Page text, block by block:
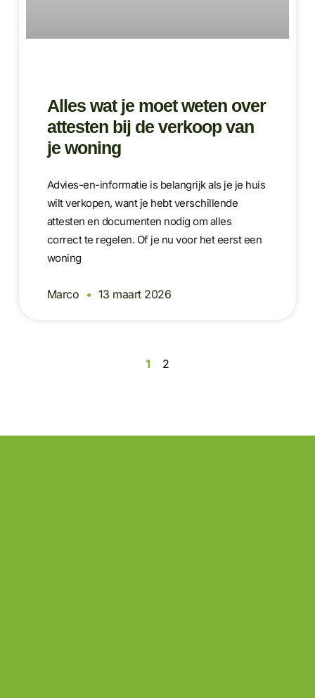
Alles wat je moet weten over
attesten bij de verkoop van
je woning
Advies-en-informatie is belangrijk als je je huis
wilt verkopen, want je hebt verschillende
attesten en documenten nodig om alles
correct te regelen. Of je nu voor het eerst een
woning
Marco 13 maart 2026
1 2